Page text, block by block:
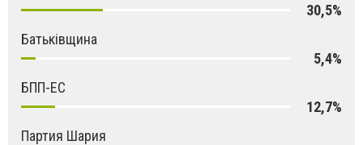
30,5%
Батьківщина
5,4%
БПП-ЕС
12,7%
Партия Шария